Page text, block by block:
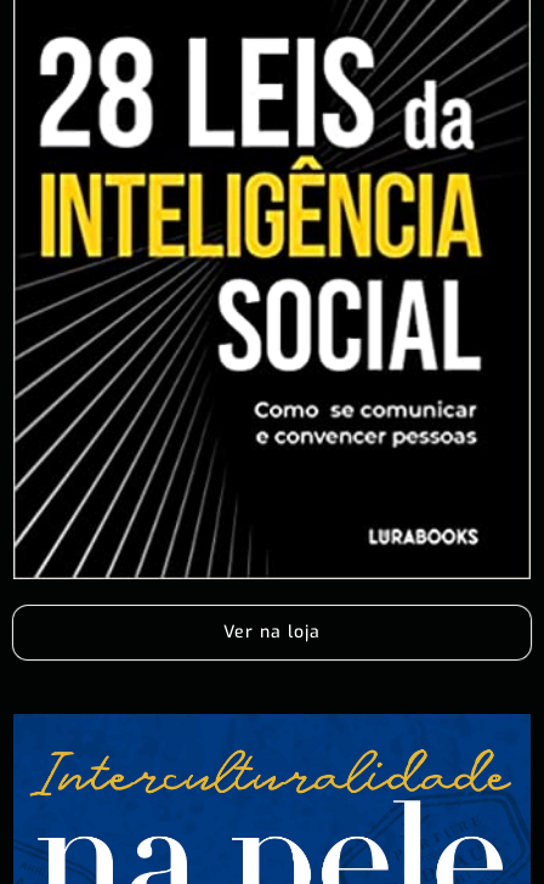
Ver na loja